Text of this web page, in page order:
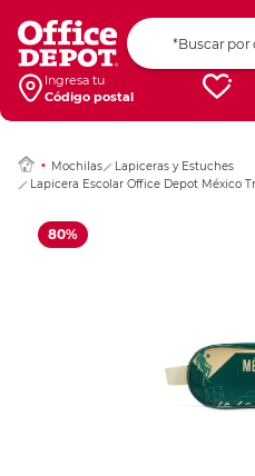
Ingresa tu
Código postal
Mochilas
Lapiceras y Estuches
Lapicera Escolar Office Depot México
80%